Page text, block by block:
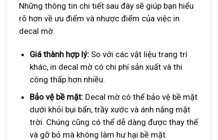
Những thông tin chi tiết sau đây sẽ giúp bạn hiểu
rõ hơn về ưu điểm và nhược điểm của việc in
decal mờ.
Giá thành hợp lý:So với các vật liệu trang trí
khác, in decal mờ có chi phí sản xuất và thi
công thấp hơn nhiều.
Bảo vệ bề mặt:Decal mờ có thể bảo vệ bề mặt
dưới khỏi bụi bẩn, trầy xước và ánh nắng mặt
trời. Chúng cũng có thể dễ dàng được thay thế
và gỡ bỏ mà không làm hư hại bề mặt.